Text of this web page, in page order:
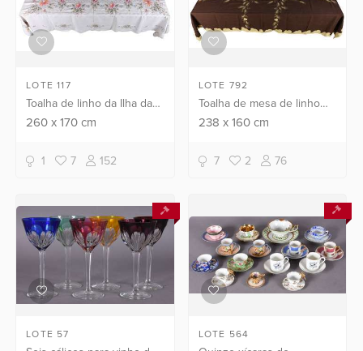
LOTE 117
Toalha de linho da Ilha da
Madeira com bordados
guardanapos.
260x 170cm
1 7 152
LOTE 792
Toalha de mesa de linho
marrom decorada com
bege, com 10
guardanapos.
238 x160 cm
7 2 76
LOTE 57 LOTE 564